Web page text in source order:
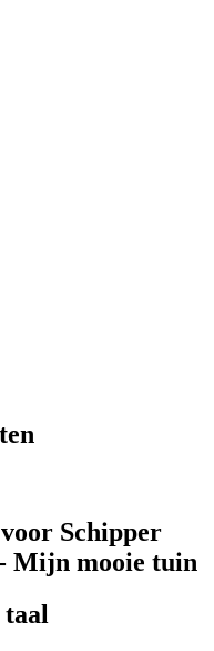
Schipper
Mijn mooie tuin